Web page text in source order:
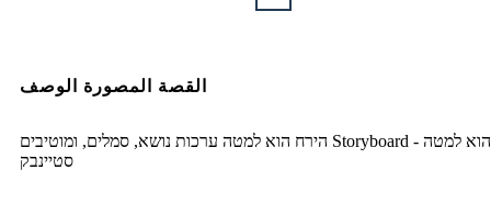
القصة المصورة الوصف
הירח הוא למטה ערכות נושא, סמלים, ומוטיבים Storyboard - הירח הוא למטה
סטיינבק